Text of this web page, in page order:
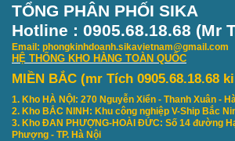
TỔNG PHÂN PHỐI SIKA
Hotline : 0905.68.18.68 (Mr
Email: phongkinhdoanh.sikavietnam@gmail.com
HỆ THỐNG KHO HÀNG TOÀN QUỐC
MIỀN BẮC (mr Tích 0905.68.18.68
1. Kho HÀ NỘI: 270 Nguyễn Xiển - Thanh Xuân -
2. Kho BẮC NINH: Khu công nghiệp V-Ship Bắc
3. Kho ĐAN PHƯỢNG-HOÀI ĐỨC: Số 14 đường
Phượng - TP. Hà Nội